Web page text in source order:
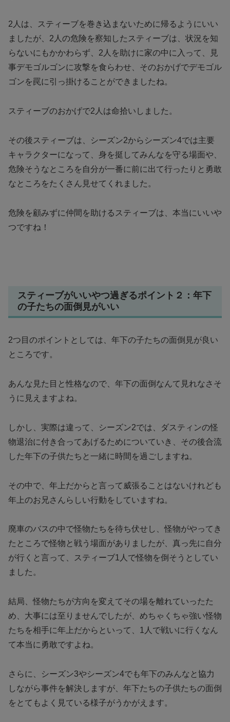
2人は、スティーブを巻き込まないために帰るようにいい
ましたが、2人の危険を察知したスティーブは、状況を知
らないにもかかわらず、2人を助けに家の中に入って、見
事デモゴルゴンに攻撃を食らわせ、そのおかげでデモゴル
ゴンを罠に引っ掛けることができましたね。
スティーブのおかげで2人は命拾いしました。
その後スティーブは、シーズン2からシーズン4では主要
キャラクターになって、身を挺してみんなを守る場面や、
危険そうなところを自分が一番に前に出て行ったりと勇敢
なところをたくさん見せてくれました。
危険を顧みずに仲間を助けるスティーブは、本当にいいや
つですね！
スティーブがいいやつ過ぎるポイント２：年下
の子たちの面倒見がいい
2つ目のポイントとしては、年下の子たちの面倒見が良い
ところです。
あんな見た目と性格なので、年下の面倒なんて見れなさそ
うに見えますよね。
しかし、実際は違って、シーズン2では、ダスティンの怪
物退治に付き合ってあげるためについていき、その後合流
した年下の子供たちと一緒に時間を過ごしますね。
その中で、年上だからと言って威張ることはないけれども
年上のお兄さんらしい行動をしていますね。
廃車のバスの中で怪物たちを待ち伏せし、怪物がやってき
たところで怪物と戦う場面がありましたが、真っ先に自分
が行くと言って、スティーブ1人で怪物を倒そうとしてい
ました。
結局、怪物たちが方向を変えてその場を離れていったた
め、大事には至りませんでしたが、めちゃくちゃ強い怪物
たちを相手に年上だからといって、1人で戦いに行くなん
て本当に勇敢ですよね。
さらに、シーズン3やシーズン4でも年下のみんなと協力
しながら事件を解決しますが、年下たちの子供たちの面倒
をとてもよく見ている様子がうかがえます。